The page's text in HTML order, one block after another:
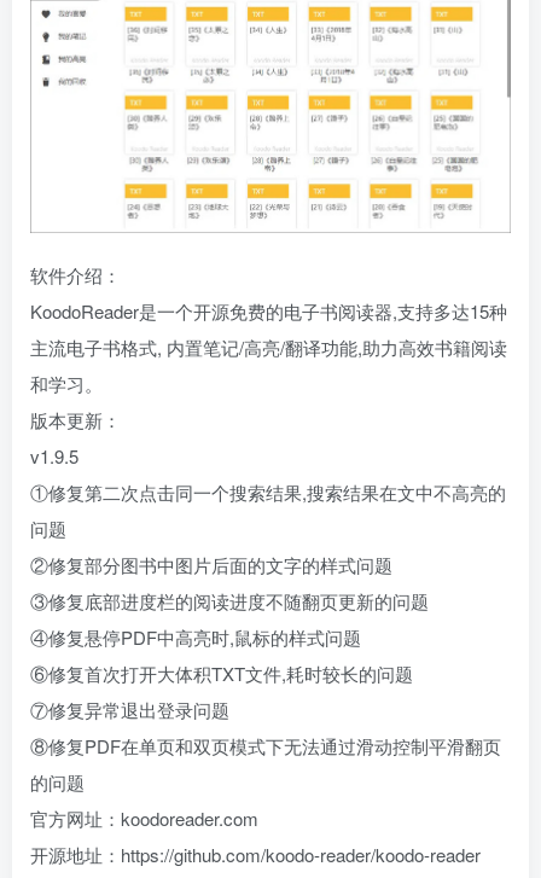
软件介绍：
KoodoReader是一个开源免费的电子书阅读器,支持多达15种
主流电子书格式, 内置笔记/高亮/翻译功能,助力高效书籍阅读
和学习。
版本更新：
v1.9.5
①修复第二次点击同一个搜索结果,搜索结果在文中不高亮的
问题
②修复部分图书中图片后面的文字的样式问题
③修复底部进度栏的阅读进度不随翻页更新的问题
④修复悬停PDF中高亮时,鼠标的样式问题
⑥修复首次打开大体积TXT文件,耗时较长的问题
⑦修复异常退出登录问题
⑧修复PDF在单页和双页模式下无法通过滑动控制平滑翻页
的问题
官方网址：koodoreader.com
开源地址：https://github.com/koodo-reader/koodo-reader